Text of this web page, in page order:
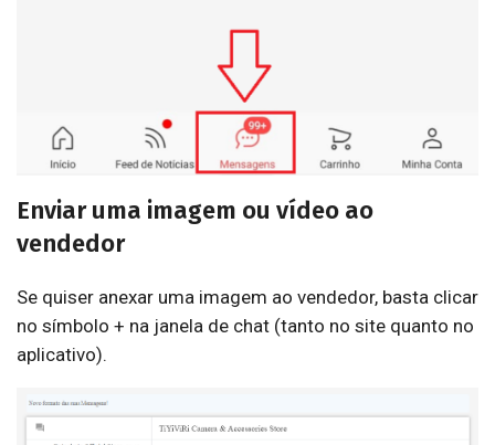
Enviar uma imagem ou vídeo ao
vendedor
Se quiser anexar uma imagem ao vendedor, basta clicar
no símbolo + na janela de chat (tanto no site quanto no
aplicativo).